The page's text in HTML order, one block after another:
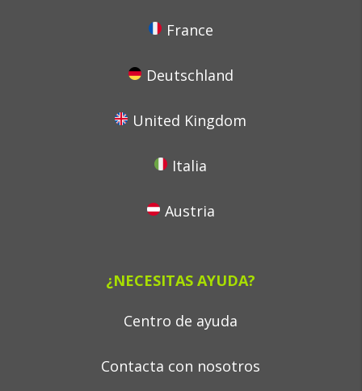
France
Deutschland
United Kingdom
Italia
Austria
¿NECESITAS AYUDA?
Centro de ayuda
Contacta con nosotros